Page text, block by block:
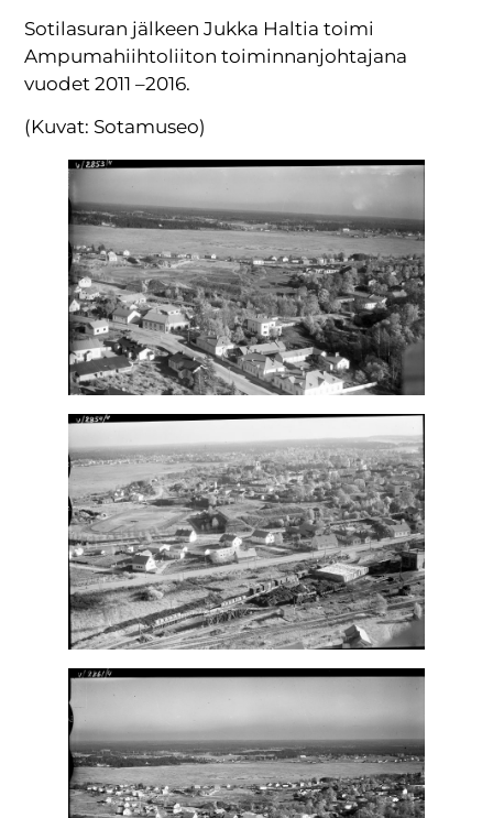
Sotilasuran jälkeen Jukka Haltia toimi
Ampumahiihtoliiton toiminnanjohtajana
vuodet 2011 –2016.
(Kuvat: Sotamuseo)